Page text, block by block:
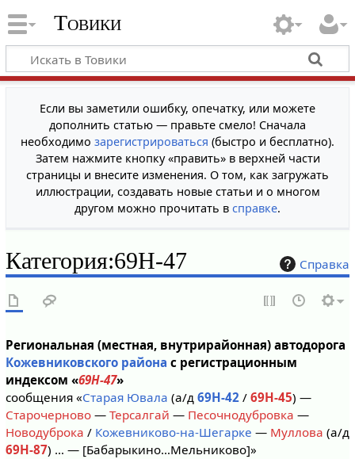
Товики
Если вы заметили ошибку, опечатку, или можете
дополнить статью — правьте смело! Сначала
необходимо зарегистрироваться (быстро и бесплатно).
Затем нажмите кнопку «править» в верхней части
страницы и внесите изменения. О том, как загружать
иллюстрации, создавать новые статьи и о многом
другом можно прочитать в справке.
Справка
Категория:69Н-47
Региональная (местная, внутрирайонная) автодорога
Кожевниковского района с регистрационным
индексом «69Н-47»
сообщения «Старая Ювала (а/д 69Н-42/ 69Н-45) —
Старочерново— Терсалгай — Песочнодубровка —
Новодуброка / Кожевниково-на-Шегарке — Муллова (а/д
69Н-87) … — [Бабарыкино…Мельниково]»